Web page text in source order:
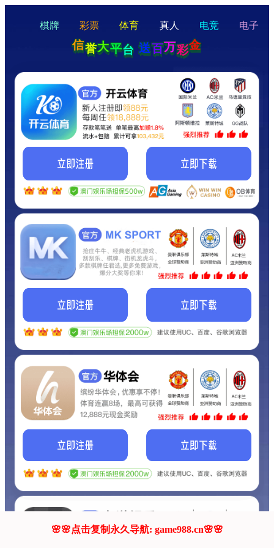
hello
Hey Guys!
我们即将上线啦...
我们的网站正在建设.
它将是非常棒的网站.
联系我们!